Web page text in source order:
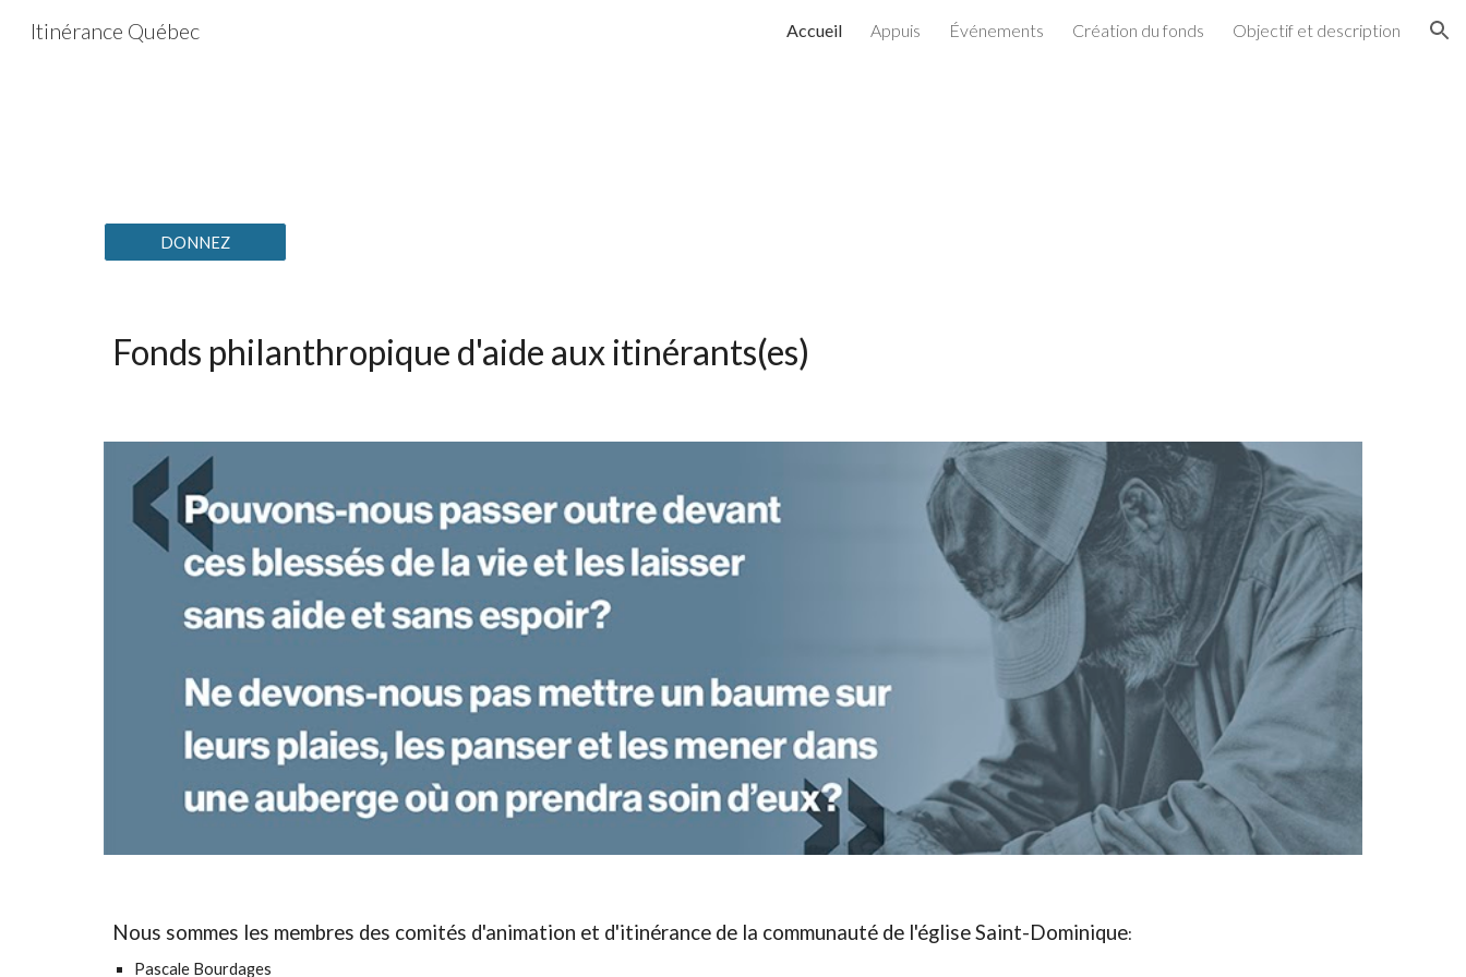
Skip to navigation
Itinérance Québec Accueil Appuis Événements Création du fonds Objectif et description
DONNEZ
Fonds philanthropique d'aide aux itinérants(es)
Nous sommes les membres des comités d'animation et d'itinérance de la communauté de l'église Saint-Dominique:
Pascale Bourdages